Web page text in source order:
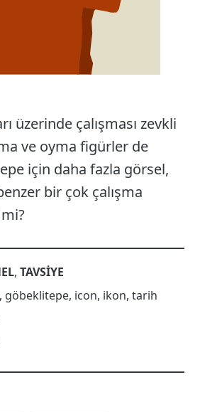
üzerinde çalışması zevkli
ve oyma figürler de
için daha fazla görsel,
bir çok çalışma
,TAVSIYE
, göbeklitepe, icon, ikon,tarih